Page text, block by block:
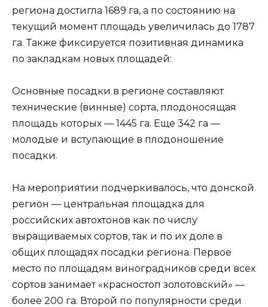
региона достигла 1689 га, а по состоянию на
текущий момент площадь увеличилась до 1787
га. Также фиксируется позитивная динамика
по закладкам новых площадей:
Основные посадки в регионе составляют
технические (винные) сорта, плодоносящая
площадь которых — 1445 га. Еще 342 га —
молодые и вступающие в плодоношение
посадки.
На мероприятии подчеркивалось, что донской
регион — центральная площадка для
российских автохтонов как по числу
выращиваемых сортов, так и по их доле в
общих площадях посадки региона. Первое
место по площадям виноградников среди всех
сортов занимает «красностоп золотовский» —
более 200 га. Второй по популярности среди